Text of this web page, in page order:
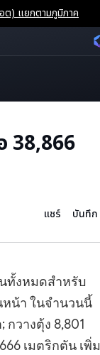
ต) แยกตามภูมิภาค
38,866
แชร์ บันทึก
นทั้งหมดสำหรับ
หน้า ในจำนวนนี้
วางตุ้ง 8,801
เมตริกตัน เพิ่ม